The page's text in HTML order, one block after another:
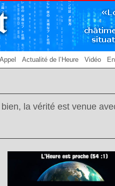
Appel Actualité de l’Heure Vidéo
la vérité est venue